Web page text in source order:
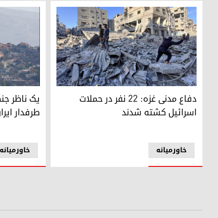
در حمله هوایی اسرائیل به مدرسه الحریه دست‌کم 11 فلسطینی کشته شدند
خاورمیانه
دفاع مدنی غزه: 22 نفر در حملات
اسرائیل کشته شدند
عکس:
خاورمیانه
طرفدار